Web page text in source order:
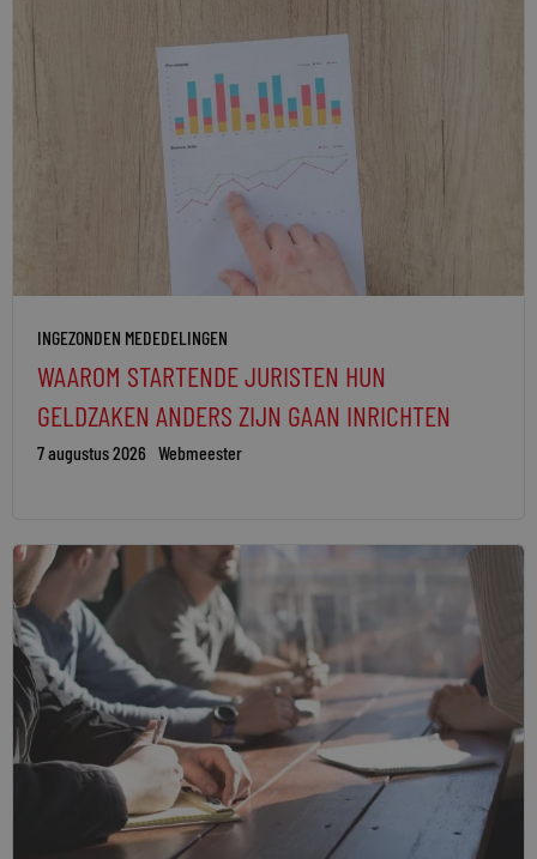
INGEZONDEN MEDEDELINGEN
WAAROM STARTENDE JURISTEN HUN
GELDZAKEN ANDERS ZIJN GAAN INRICHTEN
7 augustus 2026 Webmeester